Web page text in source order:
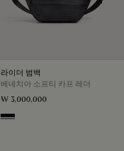
라이더 범백
베네치아 소프티 카프 레더
₩ 3,000,000
Nero Grigio